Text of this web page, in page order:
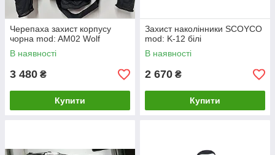
Черепаха захист корпусу
чорна mod: AM02 Wolf
В наявності
3 480 ₴
Купити
Захист наколінники SCOYCO
mod: K-12 білі
В наявності
2 670 ₴
Купити